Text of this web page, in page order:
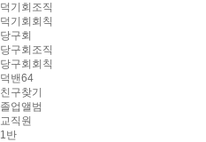
덕기회조직
덕기회회칙
당구회
당구회조직
당구회회칙
덕밴64
친구찾기
졸업앨범
교직원
1반